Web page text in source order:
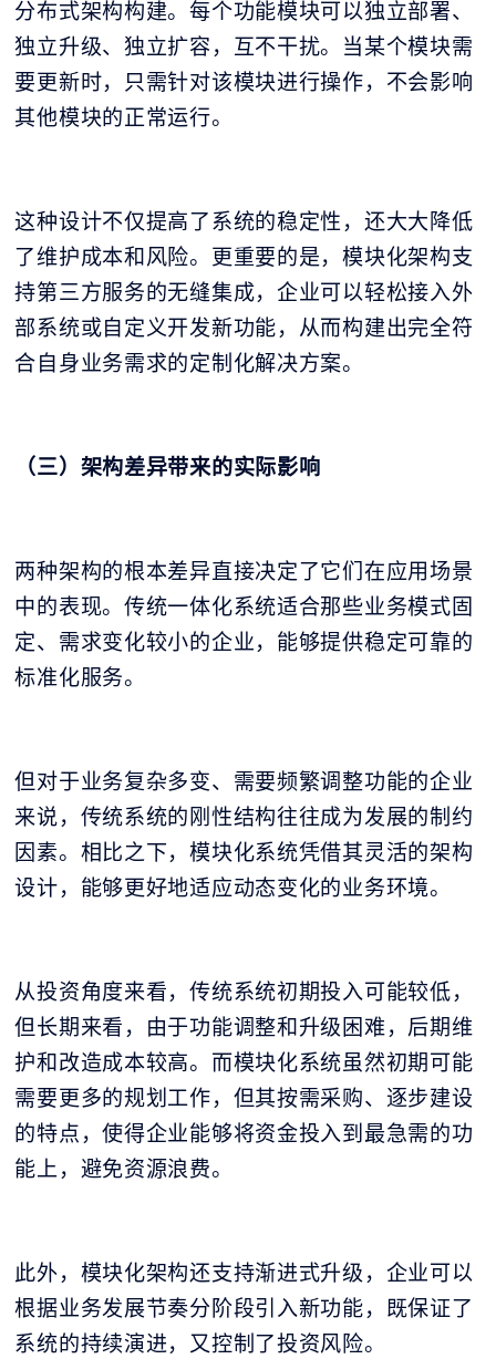
分布式架构构建。每个功能模块可以独立部署、
独立升级、独立扩容，互不干扰。当某个模块需
要更新时，只需针对该模块进行操作，不会影响
其他模块的正常运行。
这种设计不仅提高了系统的稳定性，还大大降低
了维护成本和风险。更重要的是，模块化架构支
持第三方服务的无缝集成，企业可以轻松接入外
部系统或自定义开发新功能，从而构建出完全符
合自身业务需求的定制化解决方案。
（三）架构差异带来的实际影响
两种架构的根本差异直接决定了它们在应用场景
中的表现。传统一体化系统适合那些业务模式固
定、需求变化较小的企业，能够提供稳定可靠的
标准化服务。
但对于业务复杂多变、需要频繁调整功能的企业
来说，传统系统的刚性结构往往成为发展的制约
因素。相比之下，模块化系统凭借其灵活的架构
设计，能够更好地适应动态变化的业务环境。
从投资角度来看，传统系统初期投入可能较低，
但长期来看，由于功能调整和升级困难，后期维
护和改造成本较高。而模块化系统虽然初期可能
需要更多的规划工作，但其按需采购、逐步建设
的特点，使得企业能够将资金投入到最急需的功
能上，避免资源浪费。
此外，模块化架构还支持渐进式升级，企业可以
根据业务发展节奏分阶段引入新功能，既保证了
系统的持续演进，又控制了投资风险。